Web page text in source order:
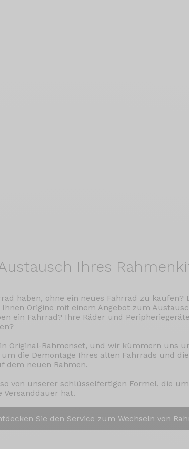
Ihres
haben, ohne ein neues Fahrrad zu kaufen?
Ihnen Origine mit einem Angebot zum
ein Fahrrad? Ihre Räder und
Original-Rahmenset, und wir kümmern uns
die Demontage Ihres alten Fahrrads und
dem neuen Rahmen.
von unserer schlüsselfertigen Formel, die
Versanddauer hat.
Sie den Service zum Wechseln von